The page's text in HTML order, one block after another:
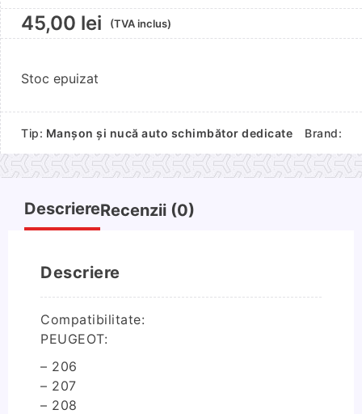
45,00 lei (TVA inclus)
Stoc epuizat
Tip: Manșon și nucă auto schimbător dedicate Brand:
DescriereRecenzii (0)
Descriere
Compatibilitate:
PEUGEOT:
– 206
– 207
– 208